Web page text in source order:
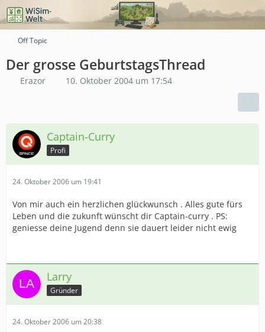
Off Topic
Der grosse GeburtstagsThread
Erazor 10. Oktober 2004 um 17:54
Captain-Curry
Profi
24. Oktober 2006 um 19:41
Von mir auch ein herzlichen glückwunsch . Alles gute fürs
Leben und die zukunft wünscht dir Captain-curry . PS:
geniesse deine Jugend denn sie dauert leider nicht ewig
Larry
Gründer
24. Oktober 2006 um 20:38